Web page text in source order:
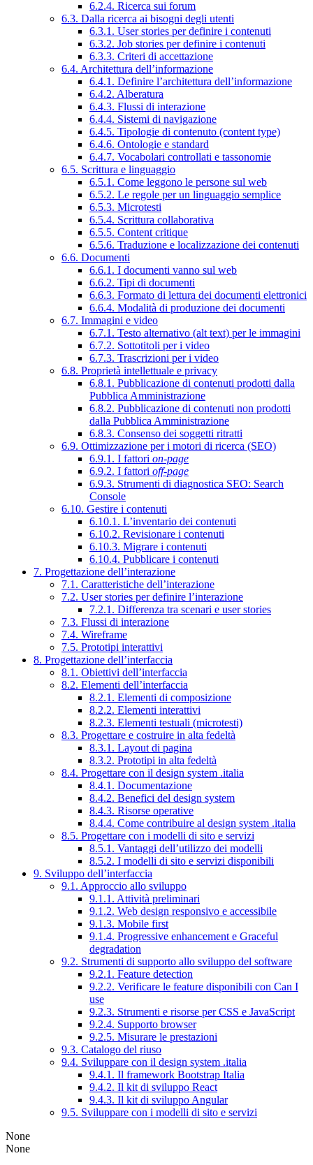
6.2.4. Ricerca sui forum
6.3. Dalla ricerca ai bisogni degli utenti
6.3.1. User stories per definire i contenuti
6.3.2. Job stories per definire i contenuti
6.3.3. Criteri di accettazione
6.4. Architettura dell’informazione
6.4.1. Definire l’architettura dell’informazione
6.4.2. Alberatura
6.4.3. Flussi di interazione
6.4.4. Sistemi di navigazione
6.4.5. Tipologie di contenuto (content type)
6.4.6. Ontologie e standard
6.4.7. Vocabolari controllati e tassonomie
6.5. Scrittura e linguaggio
6.5.1. Come leggono le persone sul web
6.5.2. Le regole per un linguaggio semplice
6.5.3. Microtesti
6.5.4. Scrittura collaborativa
6.5.5. Content critique
6.5.6. Traduzione e localizzazione dei contenuti
6.6. Documenti
6.6.1. I documenti vanno sul web
6.6.2. Tipi di documenti
6.6.3. Formato di lettura dei documenti elettronici
6.6.4. Modalità di produzione dei documenti
6.7. Immagini e video
6.7.1. Testo alternativo (alt text) per le immagini
6.7.2. Sottotitoli per i video
6.7.3. Trascrizioni per i video
6.8. Proprietà intellettuale e privacy
6.8.1. Pubblicazione di contenuti prodotti dalla
Pubblica Amministrazione
6.8.2. Pubblicazione di contenuti non prodotti
dalla Pubblica Amministrazione
6.8.3. Consenso dei soggetti ritratti
6.9. Ottimizzazione per i motori di ricerca (SEO)
6.9.1. I fattori on-page
6.9.2. I fattori off-page
6.9.3. Strumenti di diagnostica SEO: Search
Console
6.10. Gestire i contenuti
6.10.1. L’inventario dei contenuti
6.10.2. Revisionare i contenuti
6.10.3. Migrare i contenuti
6.10.4. Pubblicare i contenuti
7. Progettazione dell’interazione
7.1. Caratteristiche dell’interazione
7.2. User stories per definire l’interazione
7.2.1. Differenza tra scenari e user stories
7.3. Flussi di interazione
7.4. Wireframe
7.5. Prototipi interattivi
8. Progettazione dell’interfaccia
8.1. Obiettivi dell’interfaccia
8.2. Elementi dell’interfaccia
8.2.1. Elementi di composizione
8.2.2. Elementi interattivi
8.2.3. Elementi testuali (microtesti)
8.3. Progettare e costruire in alta fedeltà
8.3.1. Layout di pagina
8.3.2. Prototipi in alta fedeltà
8.4. Progettare con il design system .italia
8.4.1. Documentazione
8.4.2. Benefici del design system
8.4.3. Risorse operative
8.4.4. Come contribuire al design system .italia
8.5. Progettare con i modelli di sito e servizi
8.5.1. Vantaggi dell’utilizzo dei modelli
8.5.2. I modelli di sito e servizi disponibili
9. Sviluppo dell’interfaccia
9.1. Approccio allo sviluppo
9.1.1. Attività preliminari
9.1.2. Web design responsivo e accessibile
9.1.3. Mobile first
9.1.4. Progressive enhancement e Graceful
degradation
9.2. Strumenti di supporto allo sviluppo del software
9.2.1. Feature detection
9.2.2. Verificare le feature disponibili con Can I
use
9.2.3. Strumenti e risorse per CSS e JavaScript
9.2.4. Supporto browser
9.2.5. Misurare le prestazioni
9.3. Catalogo del riuso
9.4. Sviluppare con il design system .italia
9.4.1. Il framework Bootstrap Italia
9.4.2. Il kit di sviluppo React
9.4.3. Il kit di sviluppo Angular
9.5. Sviluppare con i modelli di sito e servizi
None
None